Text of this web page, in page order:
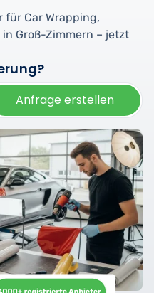
für Car Wrapping,
Groß-Zimmern – jetzt
Anfrage erstellen